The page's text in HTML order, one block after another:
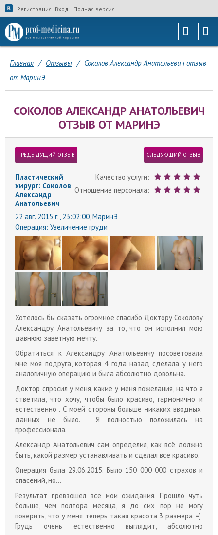
Регистрация Вход Полная версия
Главная / Отзывы / Соколов Александр Анатольевич отзыв
от МаринЭ
СОКОЛОВ АЛЕКСАНДР АНАТОЛЬЕВИЧ
ОТЗЫВ ОТ МАРИНЭ
ПРЕДЫДУЩИЙ ОТЗЫВ СЛЕДУЮЩИЙ ОТЗЫВ
Качество услуги:
Отношение персонала:
Пластический
хирург: Соколов
Александр
Анатольевич
22 авг. 2015 г., 23:02:00, МаринЭ
Операция: Увеличение груди
Хотелось бы сказать огромное спасибо Доктору Соколову
Александру Анатольевичу за то, что он исполнил мою
давнюю заветную мечту.
Обратиться к Александру Анатольевичу посоветовала
мне моя подруга, которая 4 года назад сделала у него
аналогичную операцию и была абсолютно довольна.
Доктор спросил у меня, какие у меня пожелания, на что я
ответила, что хочу, чтобы было красиво, гармонично и
естественно . С моей стороны больше никаких вводных
данных не было. Я полностью положилась на
профессионала.
Александр Анатольевич сам определил, как всё должно
быть, какой размер устанавливать и сделал все красиво.
Операция была 29.06.2015. Было 150 000 000 страхов и
опасений, но...
Результат превзошел все мои ожидания. Прошло чуть
больше, чем полтора месяца, я до сих пор не могу
поверить, что у меня теперь такая красота 3 размера =)
Грудь очень естественно выглядит, абсолютно